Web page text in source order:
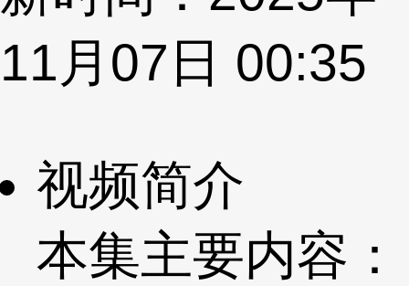
11月07日 00:35
视频简介
本集主要内容：